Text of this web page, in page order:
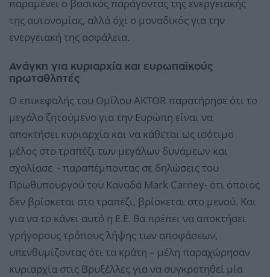
παραμένει ο βασικός παράγοντας της ενεργειακής
της αυτονομίας, αλλά όχι ο μοναδικός για την
ενεργειακή της ασφάλεια.
Ανάγκη για κυριαρχία και ευρωπαϊκούς
πρωταθλητές
Ο επικεφαλής του Ομίλου AKTOR παρατήρησε ότι το
μεγάλο ζητούμενο για την Ευρώπη είναι να
αποκτήσει κυριαρχία και να κάθεται ως ισότιμο
μέλος στο τραπέζι των μεγάλων δυνάμεων και
σχολίασε - παραπέμποντας σε δηλώσεις του
Πρωθυπουργού του Καναδά Mark Carney- ότι όποιος
δεν βρίσκεται στο τραπέζι, βρίσκεται στο μενού. Και
για να το κάνει αυτό η Ε.Ε. θα πρέπει να αποκτήσει
γρήγορους τρόπους λήψης των αποφάσεων,
υπενθυμίζοντας ότι τα κράτη – μέλη παραχώρησαν
κυριαρχία στις Βρυξέλλες για να συγκροτηθεί μία